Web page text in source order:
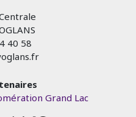
40 58
Grand Lac